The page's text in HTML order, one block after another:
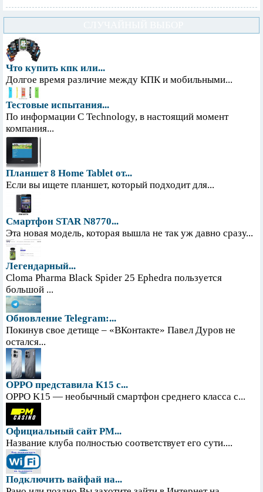
Что купить кпк или...
Долгое время различие между КПК и мобильными...
Тестовые испытания...
По информации С Technology, в настоящий момент
компания...
Планшет 8 Home Tablet от...
Если вы ищете планшет, который подходит для...
Смартфон STAR N8770...
Эта новая модель, которая вышла не так уж давно сразу...
Легендарный...
Cloma Pharma Black Spider 25 Ephedra пользуется
большой ...
Обновление Telegram:...
Покинув свое детище – «ВКонтакте» Павел Дуров не
остался...
OPPO представила K15 с...
OPPO K15 — необычный смартфон среднего класса с...
Официальный сайт PM...
Название клуба полностью соответствует его сути....
Подключить вайфай на...